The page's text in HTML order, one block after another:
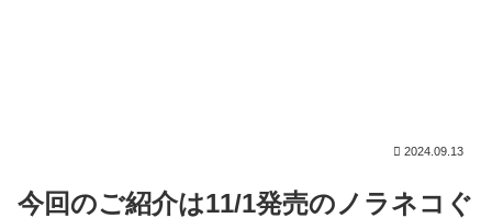
2024.09.13
今回のご紹介は11/1発売のノラネコぐ